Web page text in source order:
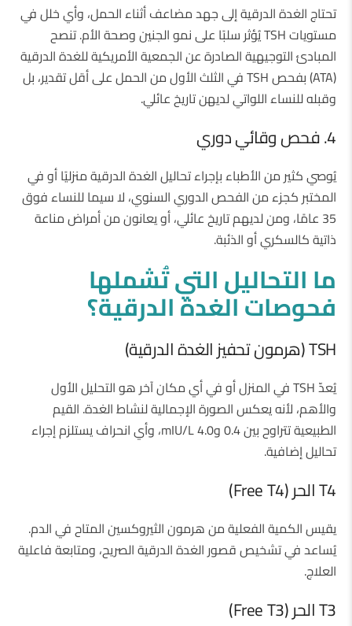
تحتاج الغدة الدرقية إلى جهد مضاعف أثناء الحمل، وأي خلل في
مستويات TSH يُؤثر سلبًا على نمو الجنين وصحة الأم. تنصح
المبادئ التوجيهية الصادرة عن الجمعية الأمريكية للغدة الدرقية
(ATA) بفحص TSH في الثلث الأول من الحمل على أقل تقدير، بل
وقبله للنساء اللواتي لديهن تاريخ عائلي.
4. فحص وقائي دوري
يُوصي كثير من الأطباء بإجراء تحاليل الغدة الدرقية منزليًا أو في
المختبر كجزء من الفحص الدوري السنوي، لا سيما للنساء فوق
35 عامًا، ومن لديهم تاريخ عائلي، أو يعانون من أمراض مناعة
ذاتية كالسكري أو الذئبة.
ماالتحاليلالتيتُشملها
فحوصاتالغدةالدرقية؟
TSH (هرمون تحفيز الغدة الدرقية)
يُعدّ TSH في المنزل أو في أي مكان آخر هو التحليل الأول
والأهم، لأنه يعكس الصورة الإجمالية لنشاط الغدة. القيم
الطبيعية تتراوح بين 0.4 و4.0 mIU/L، وأي انحراف يستلزم إجراء
تحاليل إضافية.
T4 الحر (Free T4)
يقيس الكمية الفعلية من هرمون الثيروكسين المتاح في الدم.
يُساعد في تشخيص قصور الغدة الدرقية الصريح، ومتابعة فاعلية
العلاج.
T3 الحر (Free T3)